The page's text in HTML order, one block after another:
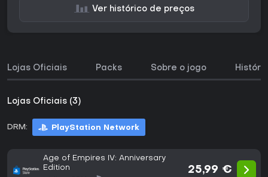
Ver histórico de preços
Lojas Oficiais Packs Sobre o jogo
Lojas Oficiais (3)
DRM: PlayStation Network
Age of Empires IV: Anniversary
Edition
25,99 €